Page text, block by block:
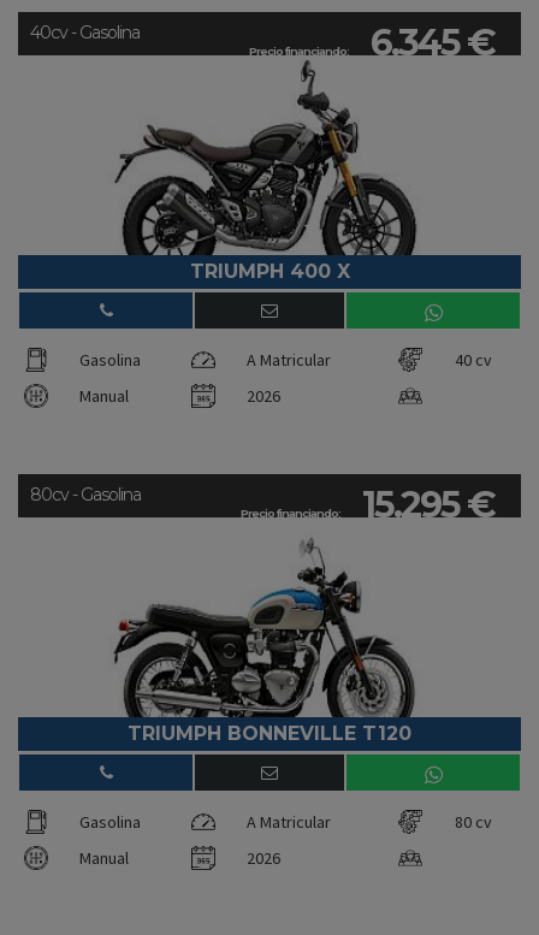
Precio financiando: 6.345 €
40cv - Gasolina
TRIUMPH 400 X
Gasolina A Matricular
40 cv
Manual
2026
Precio financiando: 15.295 €
80cv - Gasolina
TRIUMPH BONNEVILLE T120
Gasolina A Matricular
80 cv
Manual
2026